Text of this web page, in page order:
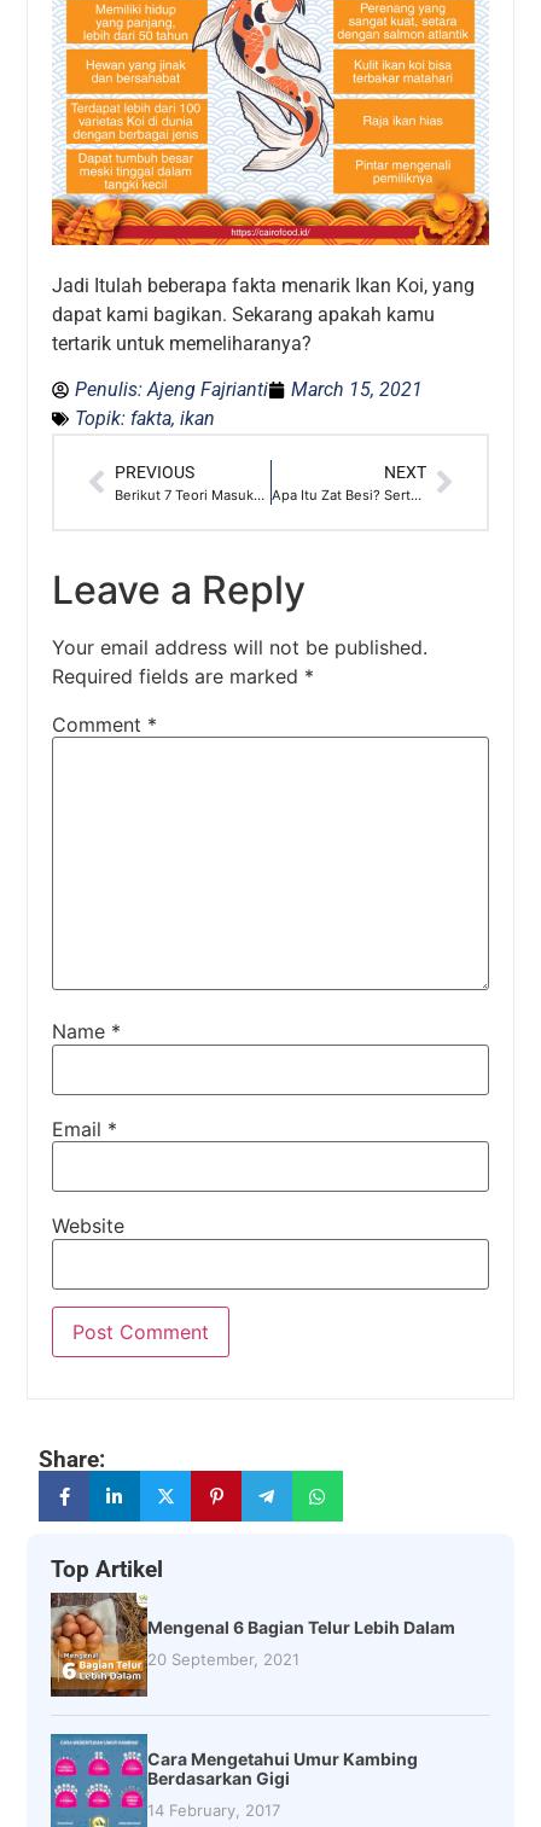
Jadi Itulah beberapa fakta menarik Ikan Koi, yang
dapat kami bagikan. Sekarang apakah kamu
tertarik untuk memeliharanya?
Penulis:Ajeng Fajrianti
March 15, 2021
Topik: fakta,ikan
PREVIOUS
Berikut 7 Teori Masuknya Islam ke Indonesia
NEXT
Apa Itu Zat Besi? Serta Manfaat Dan Bahaya Jika Berlebih
Leave a Reply
Your email address will not be published.
Required fields are marked *
Comment *
Name *
Email *
Website
Share:
Top Artikel
Mengenal 6 Bagian Telur Lebih Dalam
20 September, 2021
Cara Mengetahui Umur Kambing
Berdasarkan Gigi
14 February, 2017